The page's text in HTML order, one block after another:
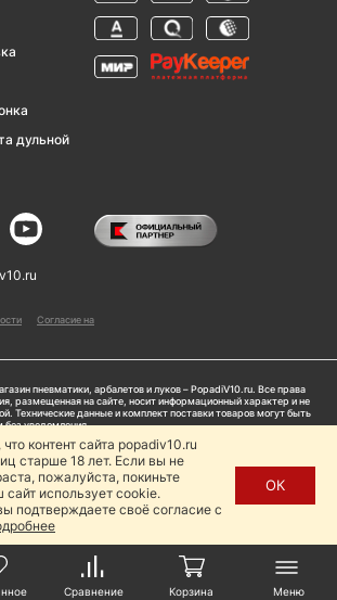
дульной
Согласие на
пневматики, арбалетов и луков – PopadiV10.ru. Все права
размещенная на сайте, носит информационный характер и не
Технические данные и комплект поставки товаров могут быть
без уведомления
пользователь автоматически соглашается с условиями,
конфиденциальности
(тексты, фото, видео и др.) с сайта Popadiv10 запрещено,
согласия администрации сайта Popadiv10.
Сравнение Корзина Меню
контент сайта popadiv10.ru
старше 18 лет. Если вы не
пожалуйста, покиньте
использует cookie.
подтверждаете своё согласие с
ОК